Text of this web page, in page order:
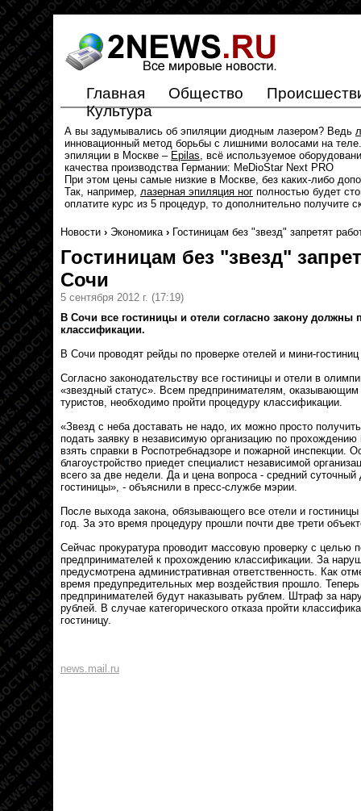
Главная Общество
Культура
А вы задумывались об эпиляции диодным лазером? Ведь
инновационный метод борьбы с лишними волосами на
эпиляции в Москве – Epilas, всё используемое
качества производства Германии: MeDioStar Next PRO
При этом цены самые низкие в Москве, без каких-либо
Так, например, лазерная эпиляция ног полностью будет
оплатите курс из 5 процедур, то дополнительно получите
Новости › Экономика › Гостиницам без "звезд" запретят
Гостиницам без "звезд"
Сочи
5 сентября 2012 г. (17:19)
В Сочи все гостиницы и отели согласно закону должны
классификации.
В Сочи проводят рейды по проверке отелей и мини-
Согласно законодательству все гостиницы и отели в
«звездный статус». Всем предпринимателям,
туристов, необходимо пройти процедуру классификации.
«Звезд с неба доставать не надо, их можно просто
подать заявку в независимую организацию по
взять справки в Роспотребнадзоре и пожарной инспекции.
благоустройство приедет специалист независимой
всего за две недели. Да и цена вопроса - средний
гостиницы», - объяснили в пресс-службе мэрии.
После выхода закона, обязывающего все отели и
год. За это время процедуру прошли почти две трети
Сейчас прокуратура проводит массовую проверку с целью
предпринимателей к прохождению классификации. За
предусмотрена административная ответственность. Как
время предупредительных мер воздействия прошло.
предпринимателей будут наказывать рублем. Штраф за
рублей. В случае категорического отказа пройти
гостиницу.
news.mail.ru